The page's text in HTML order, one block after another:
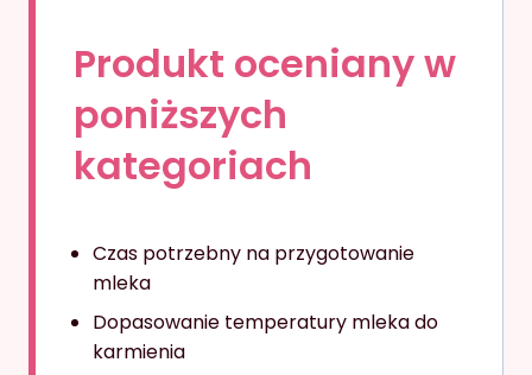
Produkt oceniany w
poniższych
kategoriach
Czas potrzebny na przygotowanie
mleka
Dopasowanie temperatury mleka do
karmienia